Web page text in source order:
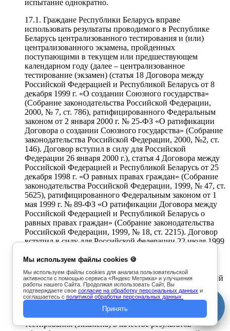
испытание однократно.
17.1. Граждане Республики Беларусь вправе
использовать результаты проводимого в Республике
Беларусь централизованного тестирования и (или)
централизованного экзамена, пройденных
поступающими в текущем или предшествующем
календарном году (далее – централизованное
тестирование (экзамен) (статья 18 Договора между
Российской Федерацией и Республикой Беларусь от 8
декабря 1999 г. «О создании Союзного государства»
(Собрание законодательства Российской Федерации,
2000, № 7, ст. 786), ратифицированного Федеральным
законом от 2 января 2000 г. № 25-ФЗ «О ратификации
Договора о создании Союзного государства» (Собрание
законодательства Российской Федерации, 2000, №2, ст.
146). Договор вступил в силу для Российской
Федерации 26 января 2000 г.), статья 4 Договора между
Российской Федерацией и Республикой Беларусь от 25
декабря 1998 г. «О равных правах граждан» (Собрание
законодательства Российской Федерации, 1999, № 47, ст.
5625), ратифицированного Федеральным законом от 1
мая 1999 г. № 89-ФЗ «О ратификации Договора между
Российской Федерацией и Республикой Беларусь о
равных правах граждан» (Собрание законодательства
Российской Федерации, 1999, № 18, ст. 2215). Договор
вступил в силу для Российской федерации 22 июля 1999
(экзамена) признаются ВятГУ в качестве результатов
общеобразовательных вступительных испытаний,
проводимых ВятГУ самостоятельно, если поступающий
не сдавал ЕГЭ по соответствующему
общеобразовательному предмету в году, в котором
пройдено централизованное тестирование (экзамен).
Порядок признания результатов централизованного
тестирования (экзамена) в качестве результатов
Мы используем файлы cookies 🍪
Мы используем файлы cookies для анализа пользовательской
активности с помощью сервиса «Яндекс Метрика» и улучшения
работы нашего Сайта. Продолжая использовать Сайт, Вы
подтверждаете свое согласие на обработку персональных данных и
соглашаетесь с политикой обработки персональных данных.
Принять